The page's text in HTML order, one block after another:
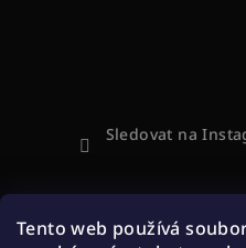
Tento web používá
Sledovat na
Přijímáme online